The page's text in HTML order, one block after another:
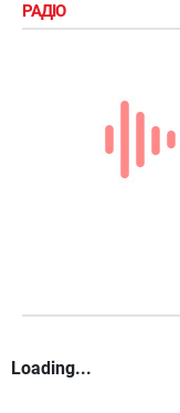
РАДІО
Loading...